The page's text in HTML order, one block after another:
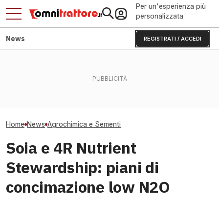
Per un'esperienza più
personalizzata
REGISTRATI / ACCEDI
News
Home News Agrochimica e Sementi
Soia e 4R Nutrient
Stewardship: piani di
concimazione low N2O